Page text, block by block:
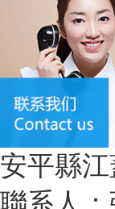
安平縣
聯系人